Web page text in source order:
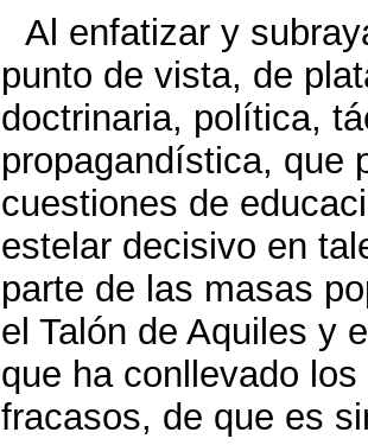
Al enfatizar y
punto de vista, de
doctrinaria, política,
propagandística, que
cuestiones de
estelar decisivo en
parte de las masas
el Talón de Aquiles y
que ha conllevado
fracasos, de que es